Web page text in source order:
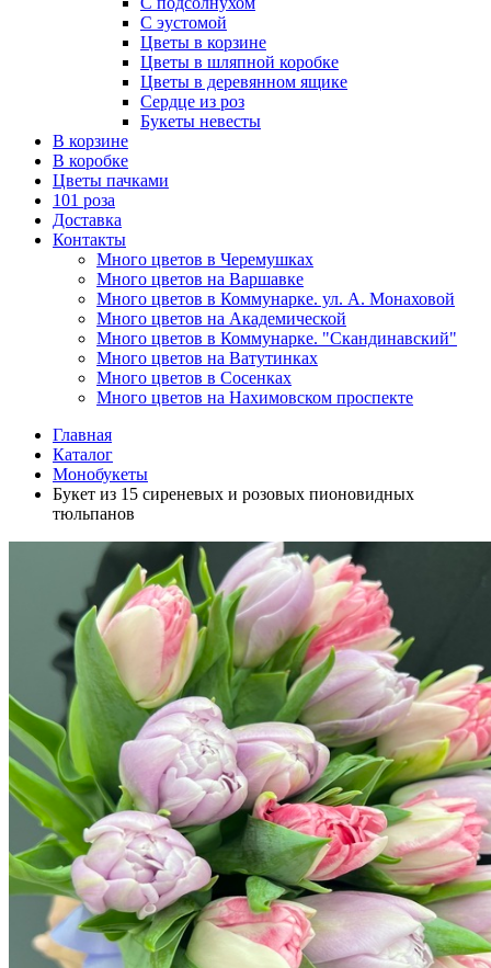
С эустомой
Цветы в корзине
Цветы в шляпной коробке
Цветы в деревянном ящике
Сердце из роз
Букеты невесты
В корзине
В коробке
Цветы пачками
101 роза
Доставка
Контакты
Много цветов в Черемушках
Много цветов на Варшавке
Много цветов в Коммунарке. ул. А. Монаховой
Много цветов на Академической
Много цветов в Коммунарке. "Скандинавский"
Много цветов на Ватутинках
Много цветов в Сосенках
Много цветов на Нахимовском проспекте
Главная
Каталог
Монобукеты
Букет из 15 сиреневых и розовых пионовидных
тюльпанов